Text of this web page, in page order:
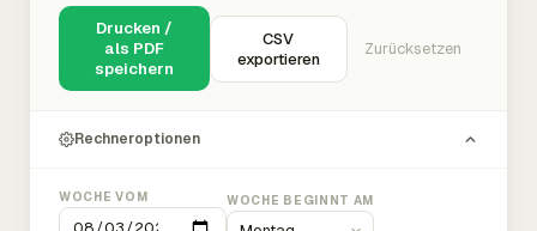
Drucken /
als PDF
speichern
CSV
exportieren
Zurücksetzen
Rechneroptionen
WOCHE VOM WOCHE BEGINNT AM